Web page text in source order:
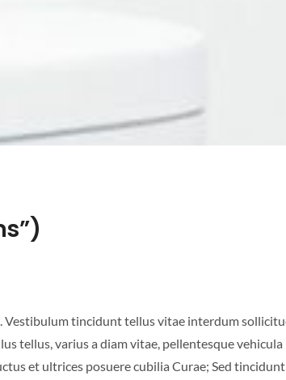
Vestibulum tincidunt tellus vitae interdum
tellus, varius a diam vitae, pellentesque
et ultrices posuere cubilia Curae; Sed